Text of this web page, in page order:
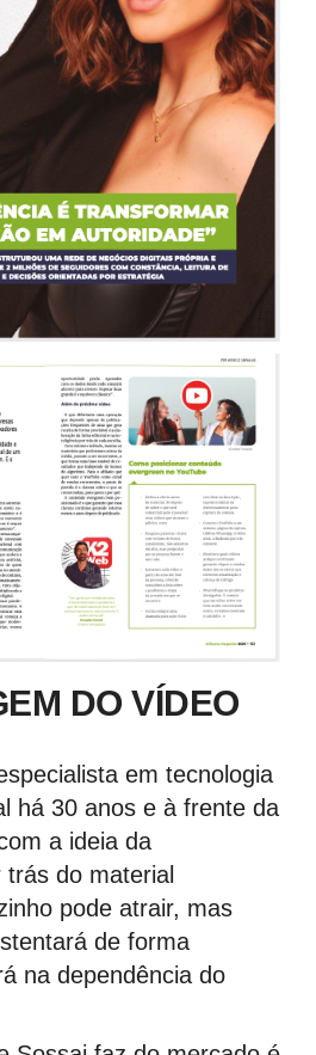
DO VÍDEO
em tecnologia
há 30 anos e à frente da
a ideia da
do material
pode atrair, mas
de forma
na dependência do